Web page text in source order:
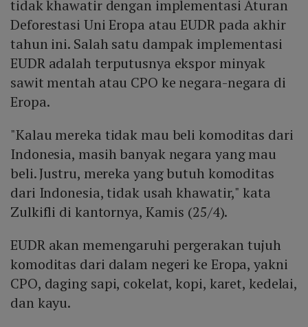
tidak khawatir dengan implementasi Aturan
Deforestasi Uni Eropa atau EUDR pada akhir
tahun ini. Salah satu dampak implementasi
EUDR adalah terputusnya ekspor minyak
sawit mentah atau CPO ke negara-negara di
Eropa.
"Kalau mereka tidak mau beli komoditas dari
Indonesia, masih banyak negara yang mau
beli. Justru, mereka yang butuh komoditas
dari Indonesia, tidak usah khawatir," kata
Zulkifli di kantornya, Kamis (25/4).
EUDR akan memengaruhi pergerakan tujuh
komoditas dari dalam negeri ke Eropa, yakni
CPO, daging sapi, cokelat, kopi, karet, kedelai,
dan kayu.